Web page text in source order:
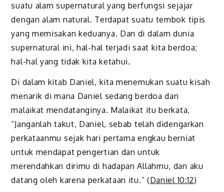
suatu alam supernatural yang berfungsi sejajar
dengan alam natural. Terdapat suatu tembok tipis
yang memisakan keduanya. Dan di dalam dunia
supernatural ini, hal-hal terjadi saat kita berdoa;
hal-hal yang tidak kita ketahui.
Di dalam kitab Daniel, kita menemukan suatu kisah
menarik di mana Daniel sedang berdoa dan
malaikat mendatanginya. Malaikat itu berkata,
“Janganlah takut, Daniel, sebab telah didengarkan
perkataanmu sejak hari pertama engkau berniat
untuk mendapat pengertian dan untuk
merendahkan dirimu di hadapan Allahmu, dan aku
datang oleh karena perkataan itu.” (Daniel 10:12)